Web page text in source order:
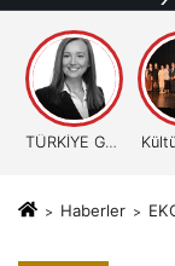
TÜRKİYE GÜNDEMİ
Haberler